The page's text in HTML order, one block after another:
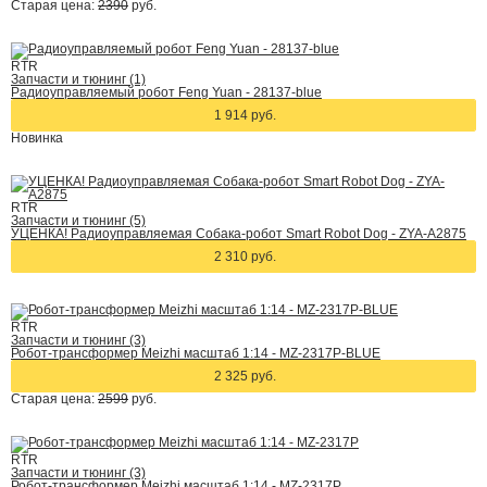
Старая цена: 2390 руб.
RTR
Запчасти и тюнинг (1)
Радиоуправляемый робот Feng Yuan - 28137-blue
1 914 руб.
Новинка
RTR
Запчасти и тюнинг (5)
УЦЕНКА! Радиоуправляемая Собака-робот Smart Robot Dog - ZYA-A2875
2 310 руб.
RTR
Запчасти и тюнинг (3)
Робот-трансформер Meizhi масштаб 1:14 - MZ-2317P-BLUE
2 325 руб.
Старая цена: 2599 руб.
RTR
Запчасти и тюнинг (3)